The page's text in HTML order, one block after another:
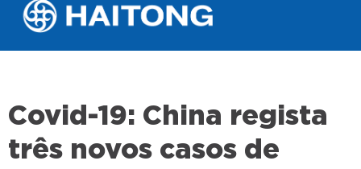
Covid-19: China regista
três novos casos de